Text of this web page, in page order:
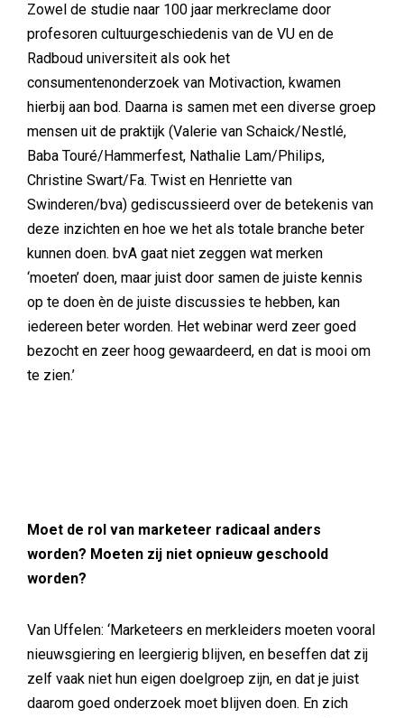
Zowel de studie naar 100 jaar merkreclame door
profesoren cultuurgeschiedenis van de VU en de
Radboud universiteit als ook het
consumentenonderzoek van Motivaction, kwamen
hierbij aan bod. Daarna is samen met een diverse groep
mensen uit de praktijk (Valerie van Schaick/Nestlé,
Baba Touré/Hammerfest, Nathalie Lam/Philips,
Christine Swart/Fa. Twist en Henriette van
Swinderen/bva) gediscussieerd over de betekenis van
deze inzichten en hoe we het als totale branche beter
kunnen doen. bvA gaat niet zeggen wat merken
‘moeten’ doen, maar juist door samen de juiste kennis
op te doen èn de juiste discussies te hebben, kan
iedereen beter worden. Het webinar werd zeer goed
bezocht en zeer hoog gewaardeerd, en dat is mooi om
te zien.’
Moet de rol van marketeer radicaal anders
worden? Moeten zij niet opnieuw geschoold
worden?
Van Uffelen: ‘Marketeers en merkleiders moeten vooral
nieuwsgiering en leergierig blijven, en beseffen dat zij
zelf vaak niet hun eigen doelgroep zijn, en dat je juist
daarom goed onderzoek moet blijven doen. En zich